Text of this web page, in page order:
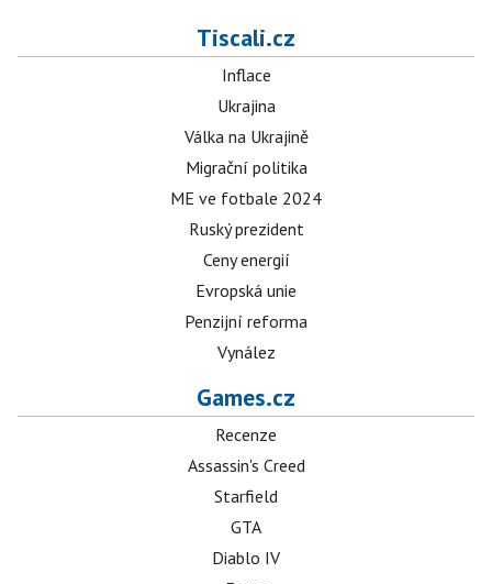
Tiscali.cz
Inflace
Ukrajina
Válka na Ukrajině
Migrační politika
ME ve fotbale 2024
Ruský prezident
Ceny energií
Evropská unie
Penzijní reforma
Vynález
Games.cz
Recenze
Assassin's Creed
Starfield
GTA
Diablo IV